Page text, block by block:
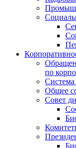
по
Система
Общее
Совет